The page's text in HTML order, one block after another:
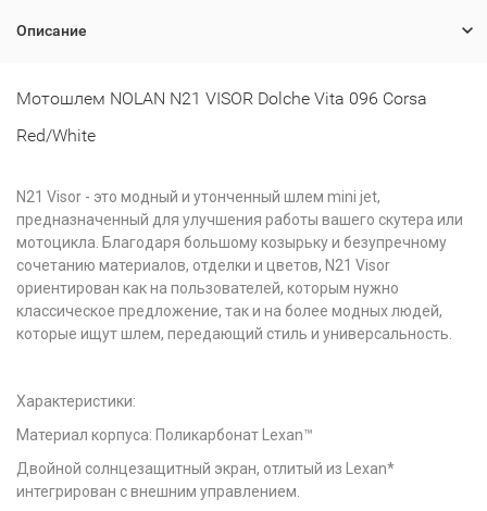
Описание
Мотошлем NOLAN N21 VISOR Dolche Vita 096 Corsa
Red/White
N21 Visor - это модный и утонченный шлем mini jet,
предназначенный для улучшения работы вашего скутера или
мотоцикла. Благодаря большому козырьку и безупречному
сочетанию материалов, отделки и цветов, N21 Visor
ориентирован как на пользователей, которым нужно
классическое предложение, так и на более модных людей,
которые ищут шлем, передающий стиль и универсальность.
Характеристики:
Материал корпуса: Поликарбонат Lexan™
Двойной солнцезащитный экран, отлитый из Lexan*
интегрирован с внешним управлением.